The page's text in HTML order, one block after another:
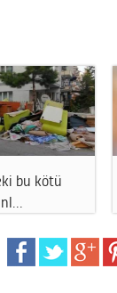
bu kötü